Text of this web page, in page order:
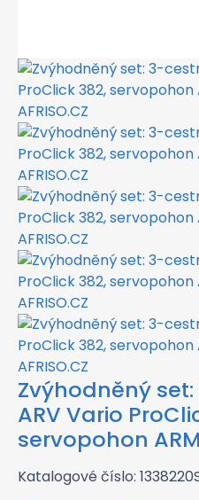
Zvýhodněný
ARV Vario
servopohon
Katalogové číslo: